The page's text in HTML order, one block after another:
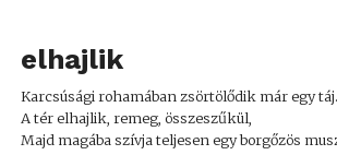
elhajlik
Karcsúsági rohamában zsörtölődik már egy táj.
A tér elhajlik, remeg, összeszűkül,
Majd magába szívja teljesen egy borgőzös